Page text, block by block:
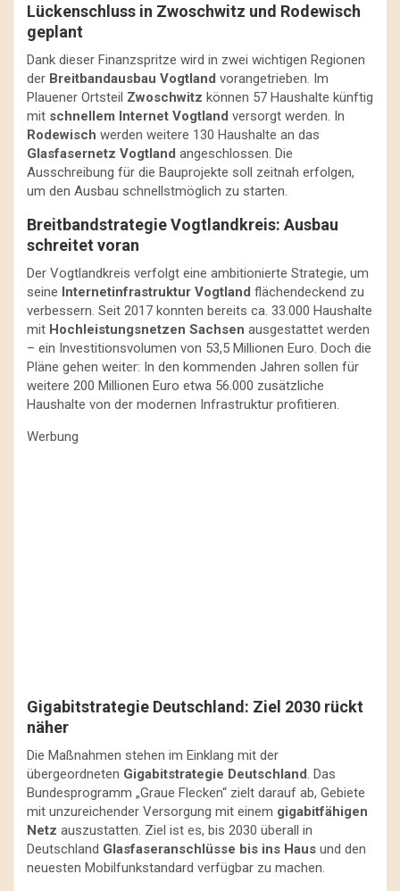
Lückenschluss in Zwoschwitz und Rodewisch
geplant
Dank dieser Finanzspritze wird in zwei wichtigen Regionen
der Breitbandausbau Vogtland vorangetrieben. Im
Plauener Ortsteil Zwoschwitz können 57 Haushalte künftig
mit schnellem Internet Vogtland versorgt werden. In
Rodewisch werden weitere 130 Haushalte an das
Glasfasernetz Vogtland angeschlossen. Die
Ausschreibung für die Bauprojekte soll zeitnah erfolgen,
um den Ausbau schnellstmöglich zu starten.
Breitbandstrategie Vogtlandkreis: Ausbau
schreitet voran
Der Vogtlandkreis verfolgt eine ambitionierte Strategie, um
seine Internetinfrastruktur Vogtland flächendeckend zu
verbessern. Seit 2017 konnten bereits ca. 33.000 Haushalte
mit Hochleistungsnetzen Sachsen ausgestattet werden
– ein Investitionsvolumen von 53,5 Millionen Euro. Doch die
Pläne gehen weiter: In den kommenden Jahren sollen für
weitere 200 Millionen Euro etwa 56.000 zusätzliche
Haushalte von der modernen Infrastruktur profitieren.
Werbung
Gigabitstrategie Deutschland: Ziel 2030 rückt
näher
Die Maßnahmen stehen im Einklang mit der
übergeordneten Gigabitstrategie Deutschland. Das
Bundesprogramm „Graue Flecken“ zielt darauf ab, Gebiete
mit unzureichender Versorgung mit einem gigabitfähigen
Netz auszustatten. Ziel ist es, bis 2030 überall in
Deutschland Glasfaseranschlüsse bis ins Haus und den
neuesten Mobilfunkstandard verfügbar zu machen.